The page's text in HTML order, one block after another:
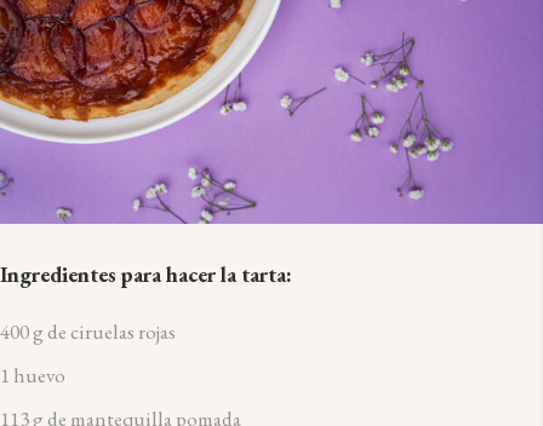
Ingredientes para hacer la tarta:
400 g deciruelas rojas
1 huevo
113 g de mantequilla pomada